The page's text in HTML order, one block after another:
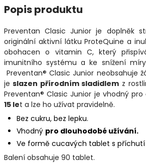
Popis produktu
Preventan Clasic Junior je doplněk
originální aktivní látku ProteQuine a
obohacen o vitamin C, který
imunitního systému a ke snížení
Preventan® Clasic Junior neobsahuje
je slazen přírodním sladidlem z
Preventan® Clasic Junior je vhodný
15 let a lze ho užívat pravidelně.
Bez cukru, bez lepku.
Vhodný pro dlouhodobé užívání.
Ve formě cucavých tablet s příchutí
Balení obsahuje 90 tablet.